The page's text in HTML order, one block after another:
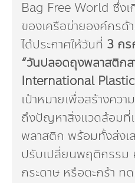
Bag Free World ซึ่ง
ของเครือข่ายองค์กรด้
ได้ประกาศให้วันที่ 3 ก
“วันปลอดถุงพลาสติก
International
เป้าหมายเพื่อสร้างคว
ถึงปัญหาสิ่งแวดล้อมที่
พลาสติก พร้อมทั้งส่งเ
ปรับเปลี่ยนพฤติกรรม
กระดาษ หรือตะกร้า ท